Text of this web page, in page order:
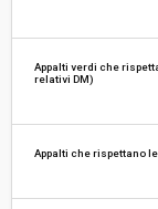
Appalti verdi che
relativi DM)
Appalti che rispettano